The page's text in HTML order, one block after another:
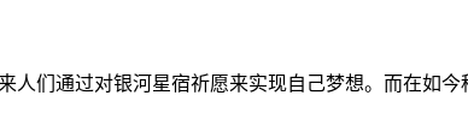
们通过对银河星宿祈愿来实现自己梦想。而在如